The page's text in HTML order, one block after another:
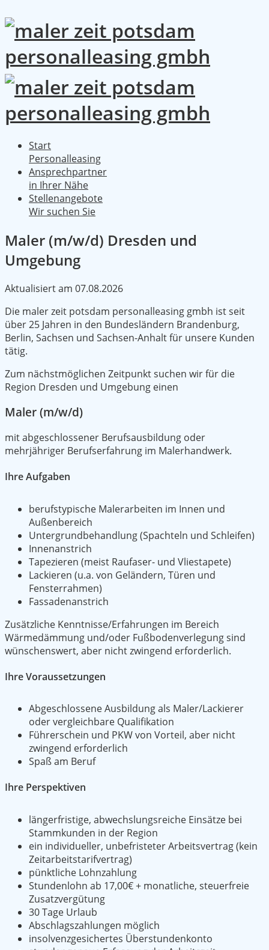
Start
Personalleasing
Ansprechpartner
in Ihrer Nähe
Stellenangebote
Wir suchen Sie
Maler (m/w/d) Dresden und
Umgebung
Aktualisiert am 07.08.2026
Die maler zeit potsdam personalleasing gmbh ist seit
über 25 Jahren in den Bundesländern Brandenburg,
Berlin, Sachsen und Sachsen-Anhalt für unsere Kunden
tätig.
Zum nächstmöglichen Zeitpunkt suchen wir für die
Region Dresden und Umgebung einen
Maler (m/w/d)
mit abgeschlossener Berufsausbildung oder
mehrjähriger Berufserfahrung im Malerhandwerk.
Ihre Aufgaben
berufstypische Malerarbeiten im Innen und
Außenbereich
Untergrundbehandlung (Spachteln und Schleifen)
Innenanstrich
Tapezieren (meist Raufaser- und Vliestapete)
Lackieren (u.a. von Geländern, Türen und
Fensterrahmen)
Fassadenanstrich
Zusätzliche Kenntnisse/Erfahrungen im Bereich
Wärmedämmung und/oder Fußbodenverlegung sind
wünschenswert, aber nicht zwingend erforderlich.
Ihre Voraussetzungen
Abgeschlossene Ausbildung als Maler/Lackierer
oder vergleichbare Qualifikation
Führerschein und PKW von Vorteil, aber nicht
zwingend erforderlich
Spaß am Beruf
Ihre Perspektiven
längerfristige, abwechslungsreiche Einsätze bei
Stammkunden in der Region
ein individueller, unbefristeter Arbeitsvertrag (kein
Zeitarbeitstarifvertrag)
pünktliche Lohnzahlung
Stundenlohn ab 17,00€ + monatliche, steuerfreie
Zusatzvergütung
30 Tage Urlaub
Abschlagszahlungen möglich
insolvenzgesichertes Überstundenkonto